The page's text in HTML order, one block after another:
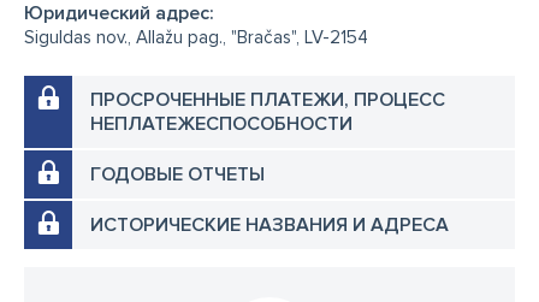
Юридический адрес:
Siguldas nov., Allažu pag., "Bračas", LV-2154
ПРОСРОЧЕННЫЕ ПЛАТЕЖИ, ПРОЦЕСС
НЕПЛАТЕЖЕСПОСОБНОСТИ
ГОДОВЫЕ ОТЧЕТЫ
ИСТОРИЧЕСКИЕ НАЗВАНИЯ И АДРЕСА